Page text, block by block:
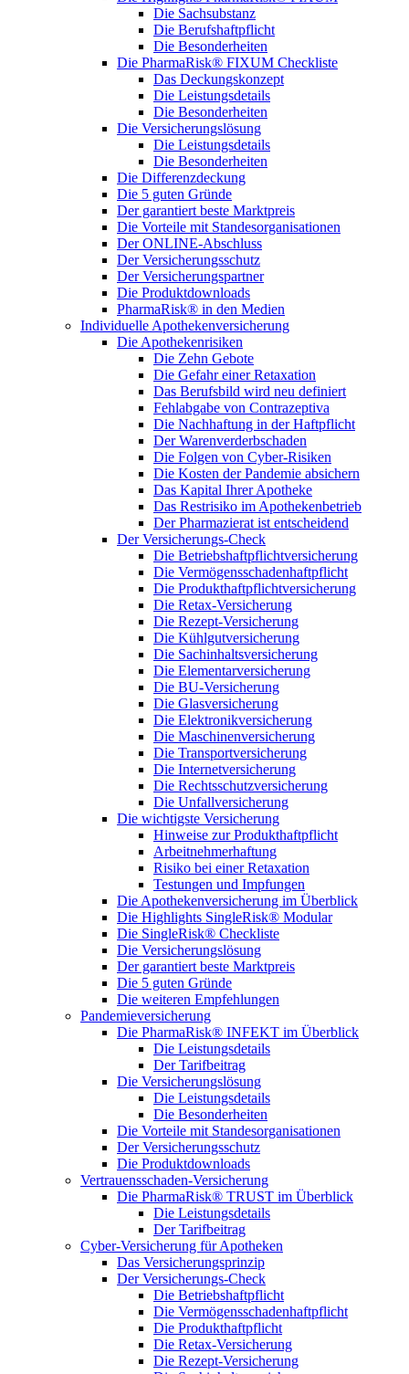
Die Sachsubstanz
Die Berufshaftpflicht
Die Besonderheiten
Die PharmaRisk® FIXUM Checkliste
Das Deckungskonzept
Die Leistungsdetails
Die Besonderheiten
Die Versicherungslösung
Die Leistungsdetails
Die Besonderheiten
Die Differenzdeckung
Die 5 guten Gründe
Der garantiert beste Marktpreis
Die Vorteile mit Standesorganisationen
Der ONLINE-Abschluss
Der Versicherungsschutz
Der Versicherungspartner
Die Produktdownloads
PharmaRisk® in den Medien
Individuelle Apothekenversicherung
Die Apothekenrisiken
Die Zehn Gebote
Die Gefahr einer Retaxation
Das Berufsbild wird neu definiert
Fehlabgabe von Contrazeptiva
Die Nachhaftung in der Haftpflicht
Der Warenverderbschaden
Die Folgen von Cyber-Risiken
Die Kosten der Pandemie absichern
Das Kapital Ihrer Apotheke
Das Restrisiko im Apothekenbetrieb
Der Pharmazierat ist entscheidend
Der Versicherungs-Check
Die Betriebshaftpflichtversicherung
Die Vermögensschadenhaftpflicht
Die Produkthaftpflichtversicherung
Die Retax-Versicherung
Die Rezept-Versicherung
Die Kühlgutversicherung
Die Sachinhaltsversicherung
Die Elementarversicherung
Die BU-Versicherung
Die Glasversicherung
Die Elektronikversicherung
Die Maschinenversicherung
Die Transportversicherung
Die Internetversicherung
Die Rechtsschutzversicherung
Die Unfallversicherung
Die wichtigste Versicherung
Hinweise zur Produkthaftpflicht
Arbeitnehmerhaftung
Risiko bei einer Retaxation
Testungen und Impfungen
Die Apothekenversicherung im Überblick
Die Highlights SingleRisk® Modular
Die SingleRisk® Checkliste
Die Versicherungslösung
Der garantiert beste Marktpreis
Die 5 guten Gründe
Die weiteren Empfehlungen
Pandemieversicherung
Die PharmaRisk® INFEKT im Überblick
Die Leistungsdetails
Der Tarifbeitrag
Die Versicherungslösung
Die Leistungsdetails
Die Besonderheiten
Die Vorteile mit Standesorganisationen
Der Versicherungsschutz
Die Produktdownloads
Vertrauensschaden-Versicherung
Die PharmaRisk® TRUST im Überblick
Die Leistungsdetails
Der Tarifbeitrag
Cyber-Versicherung für Apotheken
Das Versicherungsprinzip
Der Versicherungs-Check
Die Betriebshaftpflicht
Die Vermögensschadenhaftpflicht
Die Produkthaftpflicht
Die Retax-Versicherung
Die Rezept-Versicherung